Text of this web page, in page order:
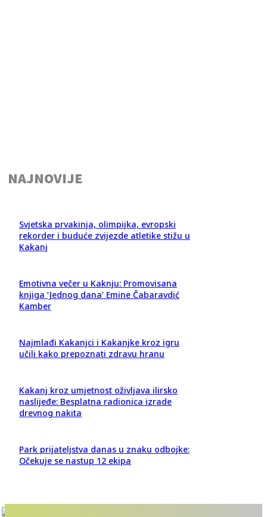
NAJNOVIJE
Svjetska prvakinja, olimpijka, evropski
rekorder i buduće zvijezde atletike stižu u
Kakanj
Emotivna večer u Kaknju: Promovisana
knjiga ‘Jednog dana’ Emine Čabaravdić
Kamber
Najmlađi Kakanjci i Kakanjke kroz igru
učili kako prepoznati zdravu hranu
Kakanj kroz umjetnost oživljava ilirsko
naslijeđe: Besplatna radionica izrade
drevnog nakita
Park prijateljstva danas u znaku odbojke:
Očekuje se nastup 12 ekipa